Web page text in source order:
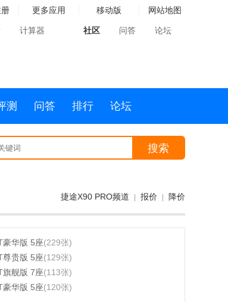
更多应用 移动版 网站地图
计算器 社区 问答 论坛
测 问答 排行 论坛
搜索
捷途X90 PRO频道 报价 降价
豪华版 5座(229张)
尊贵版 5座(129张)
旗舰版 7座(113张)
豪华版 5座(120张)